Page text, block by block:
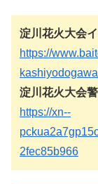
淀川花火大会
https://
淀川花火大会
https://xn--
2fec85b966